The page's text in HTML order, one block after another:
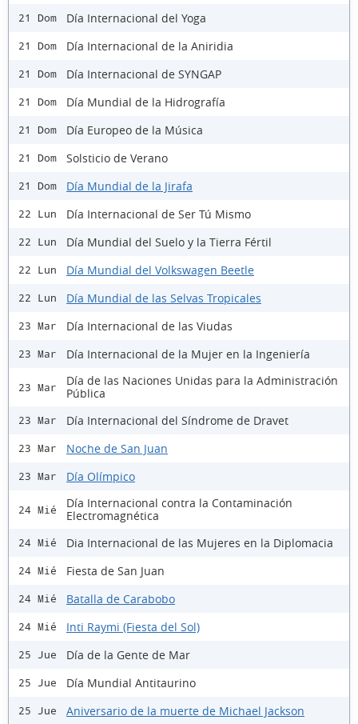
21 Dom Día Internacional del Yoga
21 Dom Día Internacional de la Aniridia
21 Dom Día Internacional de SYNGAP
21 Dom Día Mundial de la Hidrografía
21 Dom Día Europeo de la Música
21 Dom Solsticio de Verano
21 Dom Día Mundial de la Jirafa
22 Lun Día Internacional de Ser Tú Mismo
22 Lun Día Mundial del Suelo y la Tierra Fértil
22 Lun Día Mundial del Volkswagen Beetle
22 Lun Día Mundial de las Selvas Tropicales
23 Mar Día Internacional de las Viudas
23 Mar Día Internacional de la Mujer en la Ingeniería
23 Mar
Día de las Naciones Unidas para la Administración
Pública
23 Mar Día Internacional del Síndrome de Dravet
23 Mar Noche de San Juan
23 Mar Día Olímpico
24 Mié
Día Internacional contra la Contaminación
Electromagnética
24 Mié Dia Internacional de las Mujeres en la Diplomacia
24 Mié Fiesta de San Juan
24 Mié Batalla de Carabobo
24 Mié Inti Raymi (Fiesta del Sol)
25 Jue Día de la Gente de Mar
25 Jue Día Mundial Antitaurino
25 Jue Aniversario de la muerte de Michael Jackson